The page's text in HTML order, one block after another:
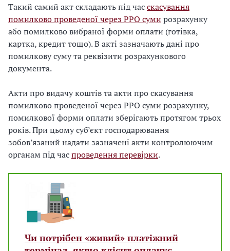
Такий самий акт складають під часскасування
помилково проведеної через РРО суми розрахунку
або помилково вибраної форми оплати (готівка,
картка, кредит тощо). В акті зазначають дані про
помилкову суму та реквізити розрахункового
документа.
Акти про видачу коштів та акти про скасування
помилково проведеної через РРО суми розрахунку,
помилкової форми оплати зберігають протягом трьох
років. При цьому суб’єкт господарювання
зобов’язаний надати зазначені акти контролюючим
органам під часпроведення перевірки.
Чи потрібен «живий» платіжний